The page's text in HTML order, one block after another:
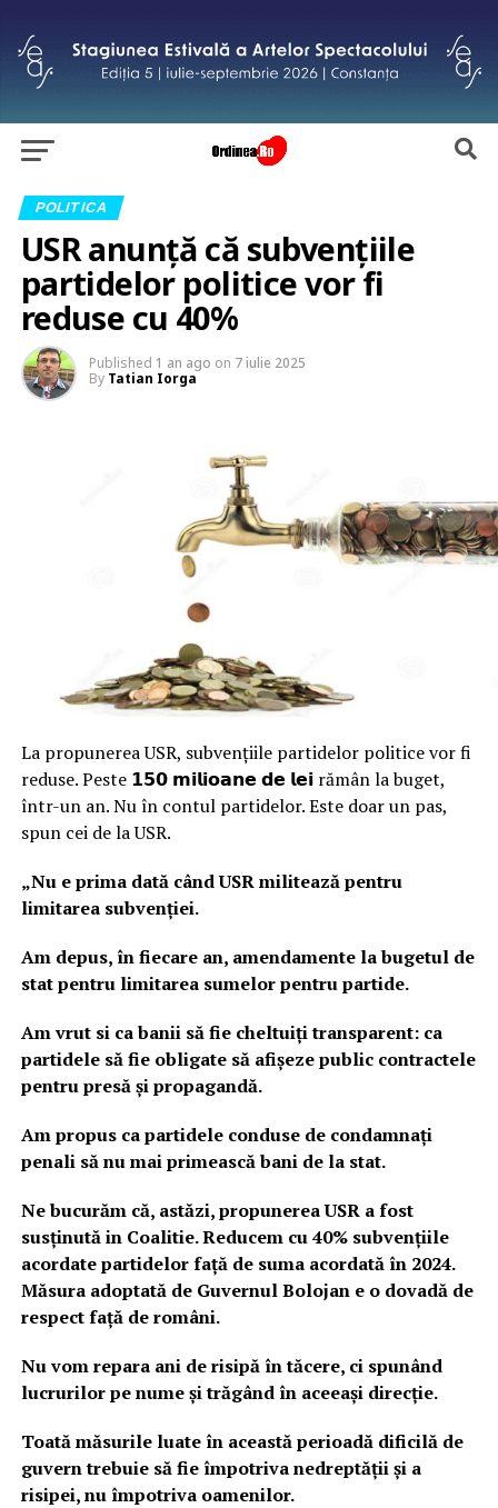
POLITICA
USR anunță că subvențiile
partidelor politice vor fi
reduse cu 40%
Published 1 an ago on 7 iulie 2025
By Tatian Iorga
La propunerea USR, subvențiile partidelor politice vor fi
reduse. Peste 𝟭𝟱𝟬 𝗺𝗶𝗹𝗶𝗼𝗮𝗻𝗲 𝗱𝗲 𝗹𝗲𝗶 rămân la buget,
într-un an. Nu în contul partidelor. Este doar un pas,
spun cei de la USR.
„Nu e prima dată când USR militează pentru
limitarea subvenției.
Am depus, în fiecare an, amendamente la bugetul de
stat pentru limitarea sumelor pentru partide.
Am vrut si ca banii să fie cheltuiți transparent: ca
partidele să fie obligate să afișeze public contractele
pentru presă și propagandă.
Am propus ca partidele conduse de condamnați
penali să nu mai primească bani de la stat.
Ne bucurăm că, astăzi, propunerea USR a fost
susținută in Coalitie. Reducem cu 40% subvențiile
acordate partidelor față de suma acordată în 2024.
Măsura adoptată de Guvernul Bolojan e o dovadă de
respect față de români.
Nu vom repara ani de risipă în tăcere, ci spunând
lucrurilor pe nume și trăgând în aceeași direcție.
Toată măsurile luate în această perioadă dificilă de
guvern trebuie să fie împotriva nedreptății și a
risipei, nu împotriva oamenilor.